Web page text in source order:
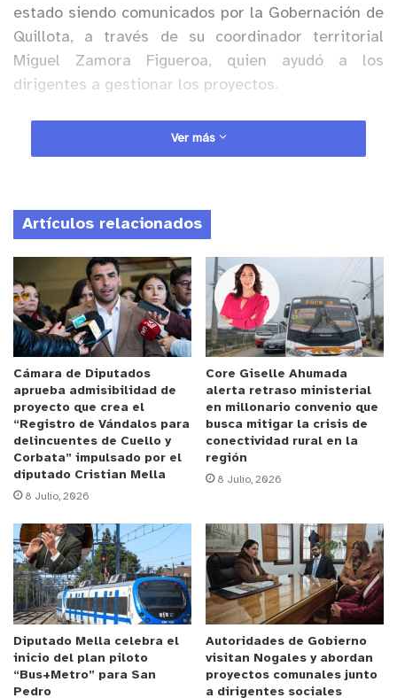
estado siendo comunicados por la Gobernación de
Quillota, a través de su coordinador territorial
Miguel Zamora Figueroa, quien ayudó a los
dirigentes a gestionar los proyectos.
Anuncio Patrocinado
Los beneficiados fueron en esta oportunidad la
monto de $935.910 para implementar la cocina de
su sede social. Además la Junta de Vecinos Las
Palmas, quienes recibieron $832.350 para
Equipamiento Tecnológico en su sector; y
finalmente, la Escuela de Fútbol San José, que
podrá adquirir implementación deportiva con los
$957.000 que le fueron adjudicados.
Ángela Valencia Jorquera, presidenta de la Junta
de Vecinos Villa Las Palma, dijo que “estamos
felices como vecinos, porque es primera vez que
nos ganamos un fondo y eso es por el gran equipo
que tenemos y la ayuda de la Gobernación que nos
computadores y así poder comunicarnos de
manera remota”, contó la dirigenta.
Elgobernador Iván Cisternasexpresó que “fueron
22 organizaciones de la Provincia de Quillota las
beneficiadas hasta la fecha. Estas son las
primeras tres entregas y estamos contentos, al
Ver más
Artículos relacionados
Cámara de Diputados
aprueba admisibilidad de
proyecto que crea el
“Registro de Vándalos para
delincuentes de Cuello y
Corbata” impulsado por el
diputado Cristian Mella
8 Julio, 2026
Core Giselle Ahumada
alerta retraso ministerial
en millonario convenio que
busca mitigar la crisis de
conectividad rural en la
región
8 Julio, 2026
Diputado Mella celebra el
inicio del plan piloto
“Bus+Metro” para San
Pedro
Autoridades de Gobierno
visitan Nogales y abordan
proyectos comunales junto
a dirigentes sociales